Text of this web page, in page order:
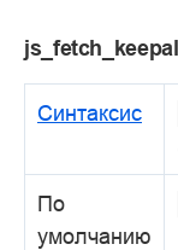
Синтаксис
По
умолчанию